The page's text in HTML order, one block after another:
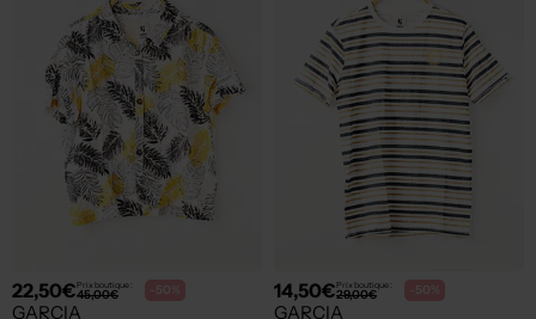
22,50€Prix boutique :
45,00€ -50%
GARCIA
14,50€Prix boutique :
29,00€ -50%
GARCIA